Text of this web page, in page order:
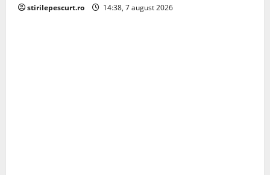
stirilepescurt.ro 14:38, 7 august 2026